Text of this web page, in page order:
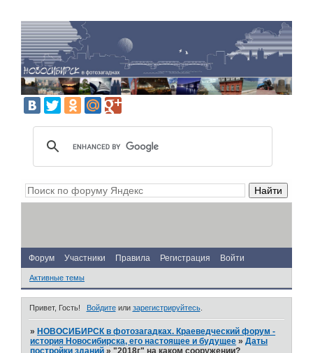
Форум Участники Правила Регистрация Войти
Активные темы
Привет, Гость! Войдитеили зарегистрируйтесь.
» НОВОСИБИРСК в фотозагадках. Краеведческий форум -
история Новосибирска, его настоящее и будущее »Даты